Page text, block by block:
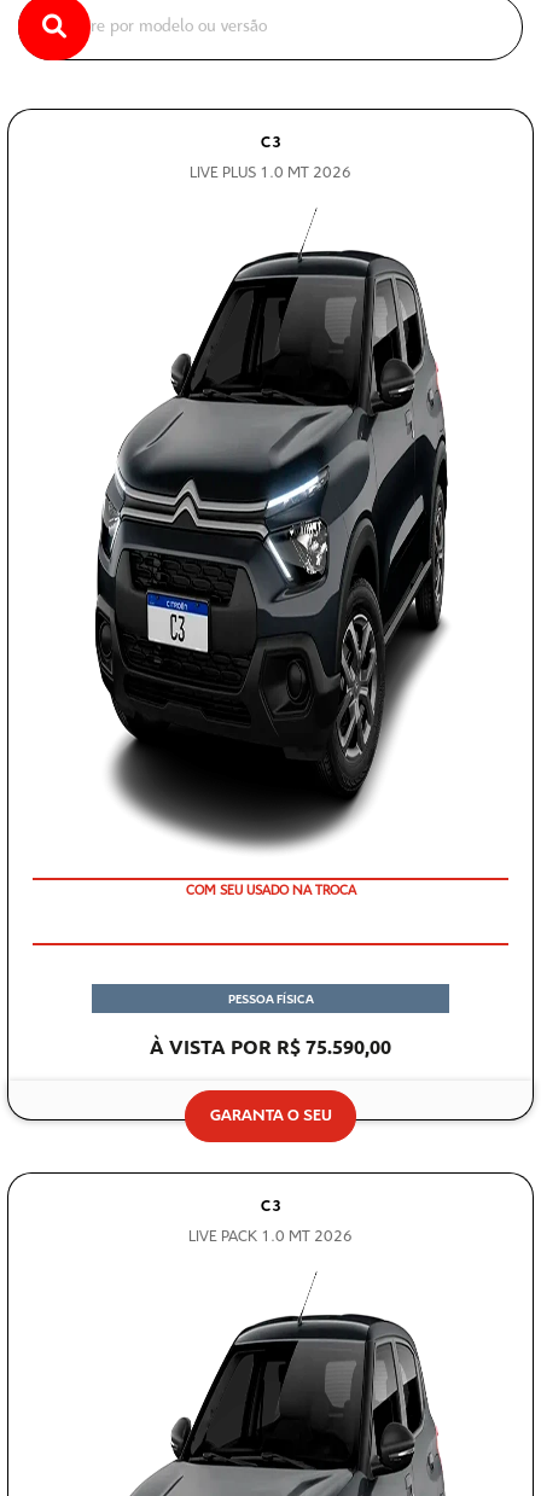
C3
LIVE PLUS 1.0 MT 2026
COM SEU USADO NA TROCA
À VISTA POR R$ 75.590,00
PESSOA FÍSICA
GARANTA O SEU
C3
LIVE PACK 1.0 MT 2026